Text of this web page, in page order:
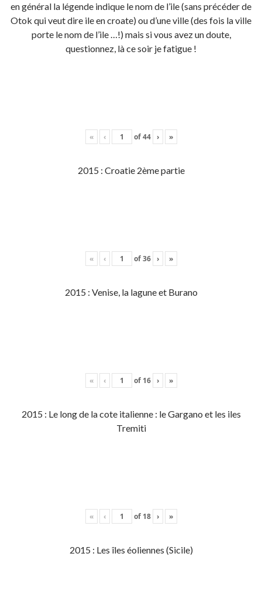
en général la légende indique le nom de l’ile (sans précéder de
Otok qui veut dire ile en croate) ou d’une ville (des fois la ville
porte le nom de l’ile …!) mais si vous avez un doute,
questionnez, là ce soir je fatigue !
« ‹ of44 › »
2015 : Croatie 2ème partie
« ‹ of36 › »
2015 : Venise, la lagune et Burano
« ‹ of 16 › »
2015 : Le long de la cote italienne : le Gargano et les iles
Tremiti
« ‹ of 18 › »
2015 : Les îles éoliennes (Sicile)